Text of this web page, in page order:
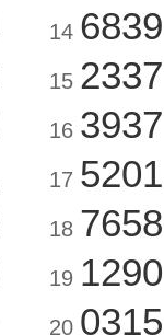
14 6839
15 2337
16 3937
17 5201
18 7658
19 1290
20 0315